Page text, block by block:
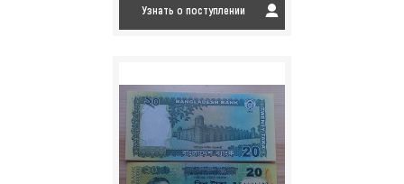
Узнать о поступлении